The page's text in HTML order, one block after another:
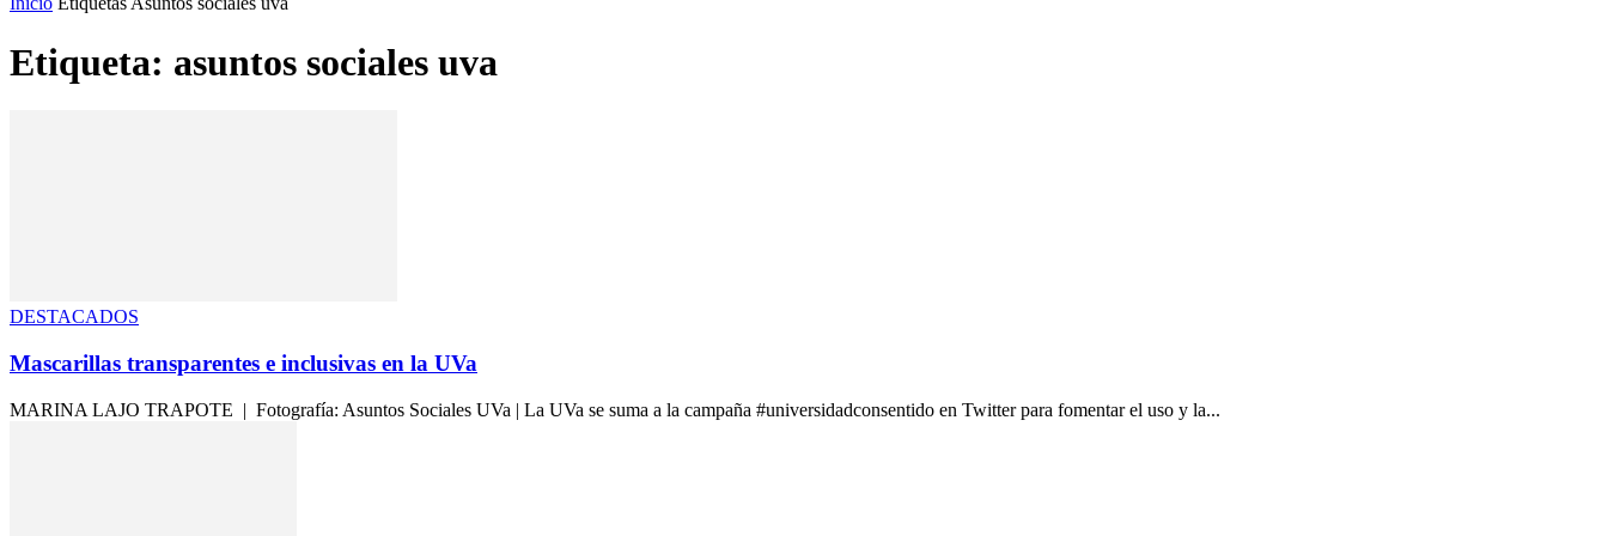
Etiqueta: asuntos sociales uva
DESTACADOS
Mascarillas transparentes e inclusivas en la UVa
MARINA LAJO TRAPOTE | Fotografía: Asuntos Sociales UVa | La UVa se suma a la campaña #universidadconsentido en Twitter para fomentar el uso y la...